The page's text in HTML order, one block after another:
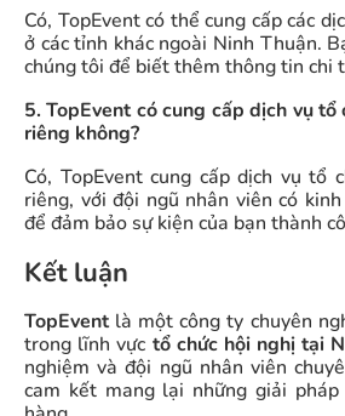
Có, TopEvent có thể cung cấp các
ở các tỉnh khác ngoài Ninh Thuận.
chúng tôi để biết thêm thông tin chi
5. TopEvent có cung cấp dịch vụ tổ
riêng không?
Có, TopEvent cung cấp dịch vụ tổ
riêng, với đội ngũ nhân viên có
để đảm bảo sự kiện của bạn thành
Kết luận
TopEventlà một công ty chuyên
trong lĩnh vực tổ chức hội nghị tại
nghiệm và đội ngũ nhân viên
cam kết mang lại những giải